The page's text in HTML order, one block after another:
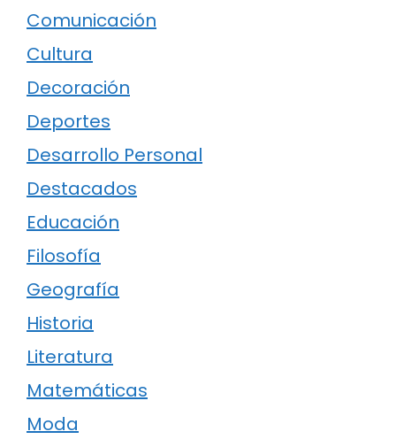
Comunicación
Cultura
Decoración
Deportes
Desarrollo Personal
Destacados
Educación
Filosofía
Geografía
Historia
Literatura
Matemáticas
Moda